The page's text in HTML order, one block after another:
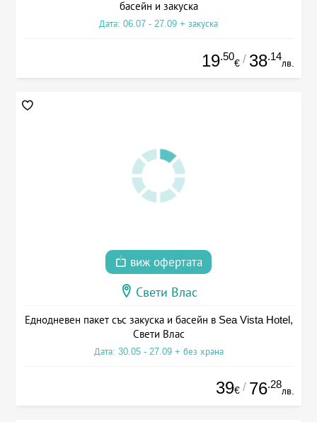
басейн и закуска
Дата: 06.07 - 27.09 + закуска
19.50
€ / 38.14
лв.
виж офертата
Свети Влас
Еднодневен пакет със закуска и басейн в Sea Vista Hotel,
Свети Влас
Дата: 30.05 - 27.09 + без храна
39€ / 76.28
лв.